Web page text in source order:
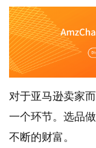
对于亚马逊卖家
一个环节。选品
不断的财富。